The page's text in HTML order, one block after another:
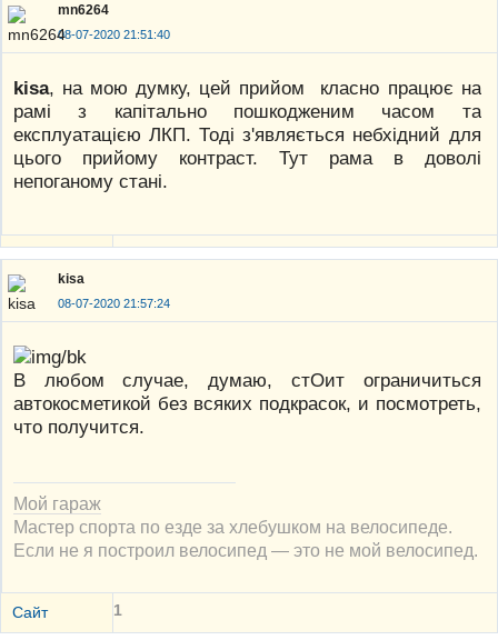
mn6264
08-07-2020 21:51:40
kisa, на мою думку, цей прийом класно працює на
рамі з капітально пошкодженим часом та
експлуатацією ЛКП. Тоді з'являється небхідний для
цього прийому контраст. Тут рама в доволі
непоганому стані.
kisa
08-07-2020 21:57:24
В любом случае, думаю, стОит ограничиться
автокосметикой без всяких подкрасок, и посмотреть,
что получится.
Мой гараж
Мастер спорта по езде за хлебушком на велосипеде.
Если не я построил велосипед — это не мой велосипед.
Сайт 1